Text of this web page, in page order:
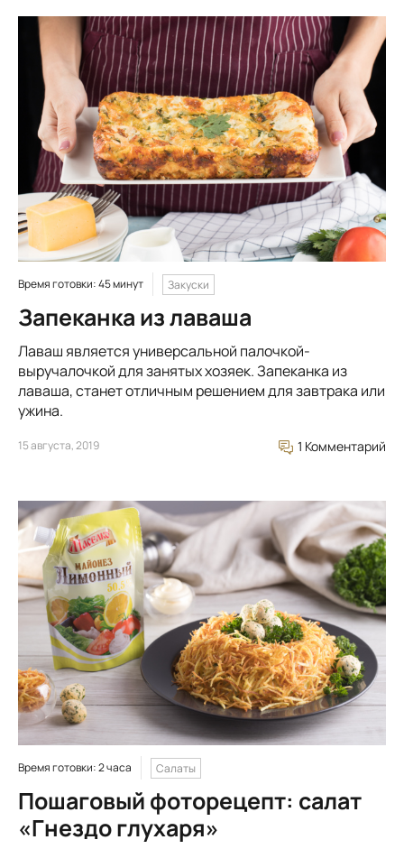
Время готовки: 45 минут Закуски
Запеканка из лаваша
Лаваш является универсальной палочкой-
выручалочкой для занятых хозяек. Запеканка из
лаваша, станет отличным решением для завтрака или
ужина.
15 августа, 2019 1 Комментарий
Время готовки: 2 часа Салаты
Пошаговый фоторецепт: салат
«Гнездо глухаря»